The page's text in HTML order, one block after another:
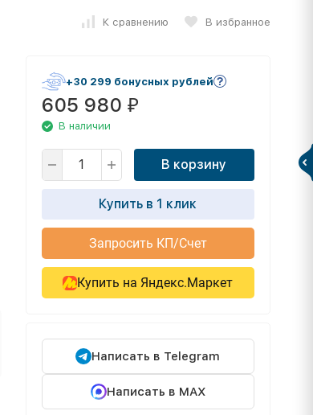
К сравнению В избранное
+30 299 бонусных рублей
605 980 ₽
В наличии
В корзину
Купить в 1 клик
Запросить КП/Счет
Купить на Яндекс.Маркет
Написать в Telegram
Написать в MAX